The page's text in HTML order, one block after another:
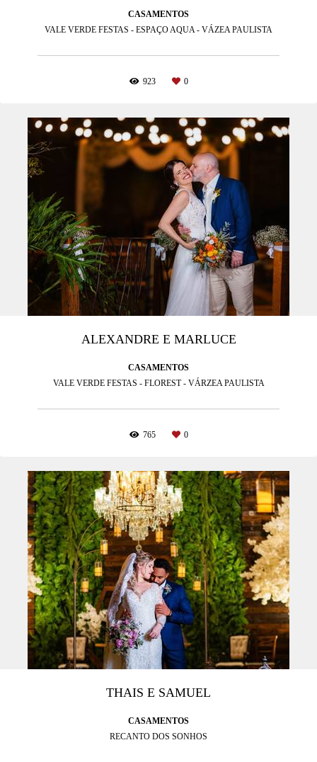
CASAMENTOS
VALE VERDE FESTAS - ESPAÇO AQUA - VÁZEA PAULISTA
923 0
ALEXANDRE E MARLUCE
CASAMENTOS
VALE VERDE FESTAS - FLOREST - VÁRZEA PAULISTA
765 0
THAIS E SAMUEL
CASAMENTOS
RECANTO DOS SONHOS